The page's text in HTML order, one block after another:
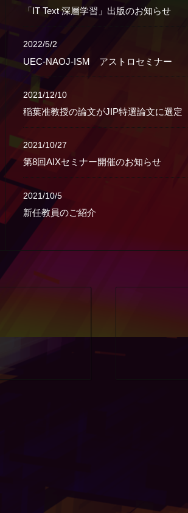
「IT Text 深層学習」出版のお知らせ
2022/5/2
UEC-NAOJ-ISM アストロセミナー
2021/12/10
稲葉准教授の論文がJIP特選論文に選定
2021/10/27
第8回AIXセミナー開催のお知らせ
2021/10/5
新任教員のご紹介